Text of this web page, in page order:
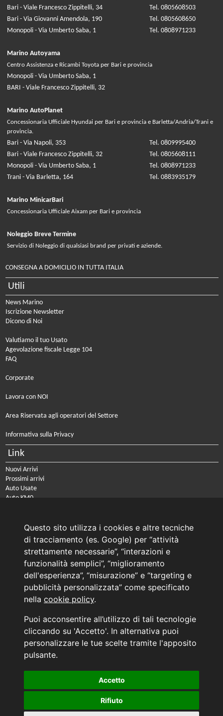
Questo sito utilizza i cookies e altre tecniche
di tracciamento (es. Google) per “attività
strettamente necessarie”, “interazioni e
funzionalità semplici”, “miglioramento
dell'esperienza”, “misurazione” e “targeting e
pubblicità personalizzata” come specificato
nella cookie policy.
Puoi acconsentire all’utilizzo di tali tecnologie
cliccando su 'Accetto'. In alternativa puoi
personalizzare le tue scelte tramite l'apposito
pulsante.
Accetto
Rifiuto
Bari - Viale Francesco Zippitelli, 34
Tel. 0805608503
Bari - Via Giovanni Amendola, 190
Tel. 0805608650
Monopoli - Via Umberto Saba, 1
Tel. 0808971233
Marino Autoyama
Centro Assistenza e Ricambi Toyota per Bari e provincia
Monopoli - Via Umberto Saba, 1
BARI - Viale Francesco Zippitelli, 32
Marino AutoPlanet
Concessionaria Ufficiale Hyundai per Bari e provincia e Barletta/Andria/Trani e
provincia.
Bari - Via Napoli, 353
Tel. 0809995400
Bari - Viale Francesco Zippitelli, 32
Tel. 0805608111
Monopoli - Via Umberto Saba, 1
Tel. 0808971233
Trani - Via Barletta, 164
Tel. 0883935179
Marino MinicarBari
Concessionaria Ufficiale Aixam per Bari e provincia
Noleggio Breve Termine
Servizio di Noleggio di qualsiasi brand per privati e aziende.
CONSEGNA A DOMICILIO IN TUTTA ITALIA
Utili
News Marino
Iscrizione Newsletter
Dicono di Noi
Valutiamo il tuo Usato
Agevolazione fiscale Legge 104
FAQ
Corporate
Lavora con NOI
Area Riservata agli operatori del Settore
Informativa sulla Privacy
Link
Nuovi Arrivi
Prossimi arrivi
Auto Usate
Auto KM0
PRENOTA IL TUO INTERVENTO DI OFFICINA
PRENOTA LA REVISIONE DELLA TUA AUTO
Consulente Online Usato: 0805608980
Consulente Online Hyundai: 0805608985
AUTO PLANET BARI SRL | BARI, via Zippitelli 32-34 - CAP 70132 | P.I. 05126720720
Generata in 0,055 secondi | 216.73.216.172
INFORMATIVA AI SENSI DELL'ART. 79 DEL REG. IVASS n° 40/2018
Aggiorna le tue preferenze di consenso alle tecnologie di tracciamento.